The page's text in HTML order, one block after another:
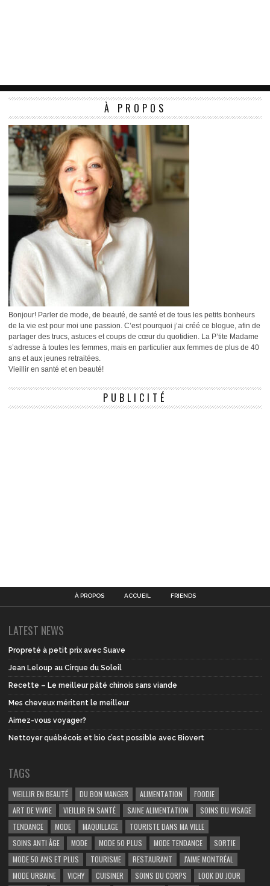
À PROPOS
Bonjour! Parler de mode, de beauté, de santé et de tous les petits bonheurs
de la vie est pour moi une passion. C’est pourquoi j’ai créé ce blogue, afin de
partager des trucs, astuces et coups de cœur du quotidien. La P’tite Madame
s’adresse à toutes les femmes, mais en particulier aux femmes de plus de 40
ans et aux jeunes retraitées.
Vieillir en santé et en beauté!
PUBLICITÉ
À PROPOS ACCUEIL FRIENDS
LATEST NEWS
Propreté à petit prix avec Suave
Jean Leloup au Cirque du Soleil
Recette – Le meilleur pâté chinois sans viande
Mes cheveux méritent le meilleur
Aimez-vous voyager?
Nettoyer québécois et bio c’est possible avec Biovert
TAGS
VIEILLIR EN BEAUTÉ DU BON MANGER ALIMENTATION
FOODIE
ART DE VIVRE
VIEILLIR EN SANTÉ SAINE ALIMENTATION
SOINS DU VISAGE
TENDANCE
MODE MAQUILLAGE
TOURISTE DANS MA VILLE
SOINS ANTI ÂGE
MODE MODE 50 PLUS MODE TENDANCE
SORTIE
MODE 50 ANS ET PLUS
TOURISME RESTAURANT
J'AIME MONTRÉAL
MODE URBAINE
VICHY CUISINER SOINS DU CORPS LOOK DU JOUR